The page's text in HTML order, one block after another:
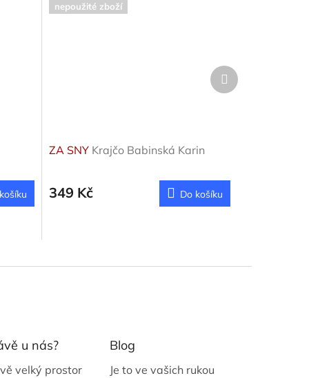
nepoužité zboží
ZA SNY Krajčo Babinská Karin
349 Kč Do košíku
Další
produkt
u nás?
velký prostor
Blog
Je to ve vašich rukou